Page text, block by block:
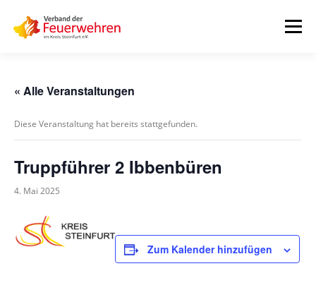
springen
Menü
ALLE TERMINE
INTERNER BEREICH
« Alle Veranstaltungen
Diese Veranstaltung hat bereits stattgefunden.
Truppführer 2 Ibbenbüren
4. Mai 2025
Zum Kalender hinzufügen